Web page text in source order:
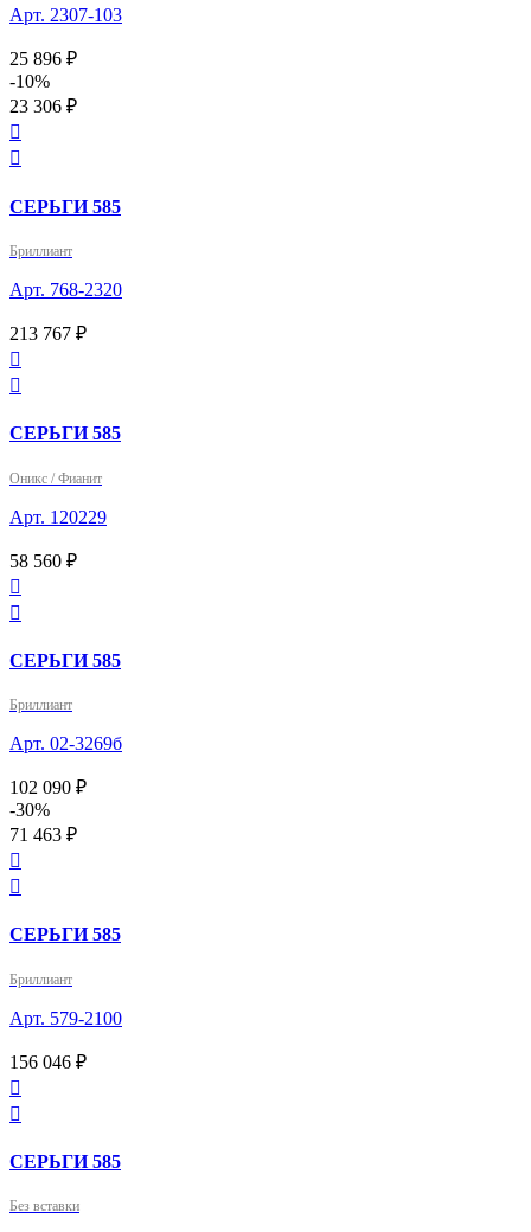
Арт. 2307-103
25 896 ₽
-10%
23 306 ₽


СЕРЬГИ 585
Бриллиант
Арт. 768-2320
213 767 ₽


СЕРЬГИ 585
Оникс / Фианит
Арт. 120229
58 560 ₽


СЕРЬГИ 585
Бриллиант
Арт. 02-3269б
102 090 ₽
-30%
71 463 ₽


СЕРЬГИ 585
Бриллиант
Арт. 579-2100
156 046 ₽


СЕРЬГИ 585
Без вставки